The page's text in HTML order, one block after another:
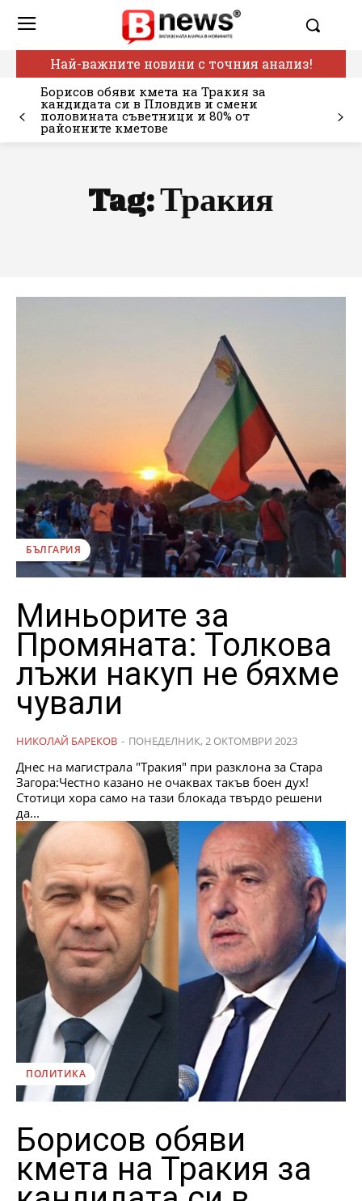
Най-важните новини с точния анализ!
Борисов обяви кмета на Тракия за
кандидата си в Пловдив и смени
половината съветници и 80% от
районните кметове
Tag:Тракия
БЪЛГАРИЯ
Миньорите за
Промяната: Толкова
лъжи накуп не бяхме
чували
НИКОЛАЙ БАРЕКОВ - ПОНЕДЕЛНИК, 2 ОКТОМВРИ 2023
Днес на магистрала "Тракия" при разклона за Стара
Загора:Честно казано не очаквах такъв боен дух!
Стотици хора само на тази блокада твърдо решени
да...
ПОЛИТИКА
Борисов обяви
кмета на Тракия за